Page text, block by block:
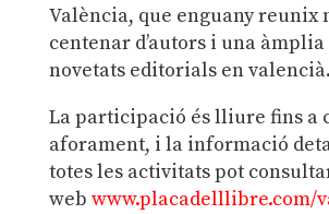
València, que enguany reunix
centenar d’autors i una
novetats editorials en valencià.
La participació és lliure fins a
aforament, i la informació
totes les activitats pot
web www.placadelllibre.com/